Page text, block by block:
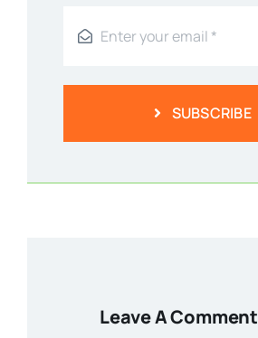
SUBSCRIBE
Leave A Comment